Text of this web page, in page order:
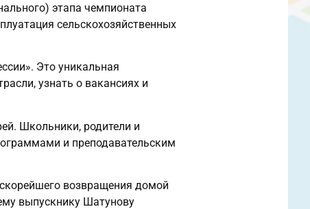
этапа чемпионата
сельскохозяйственных
Это уникальная
узнать о вакансиях и
Школьники, родители и
и преподавательским
возвращения домой
выпускнику Шатунову